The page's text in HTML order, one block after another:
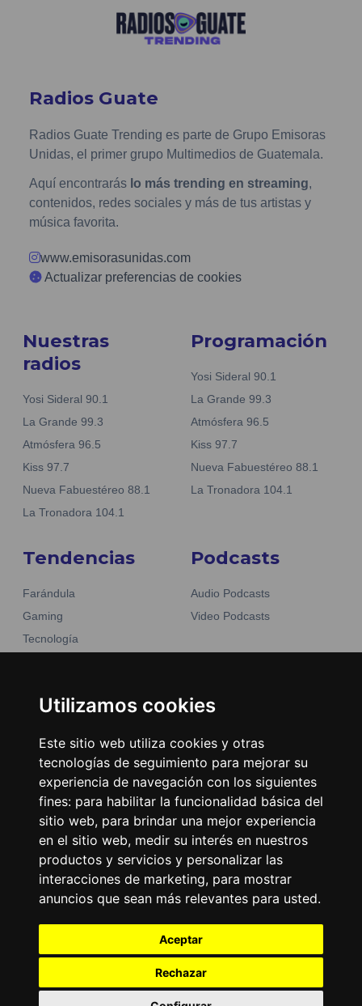
Utilizamos cookies
Este sitio web utiliza cookies y otras
tecnologías de seguimiento para mejorar su
experiencia de navegación con los siguientes
fines: para habilitar la funcionalidad básica del
sitio web, para brindar una mejor experiencia
en el sitio web, medir su interés en nuestros
productos y servicios y personalizar las
interacciones de marketing, para mostrar
anuncios que sean más relevantes para usted.
Aceptar
Rechazar
Radios Guate
Radios Guate Trending es parte de Grupo Emisoras
Unidas, el primer grupo Multimedios de Guatemala.
Aquí encontrarás lo más trending en streaming,
contenidos, redes sociales y más de tus artistas y
música favorita.
www.emisorasunidas.com
Actualizar preferencias de cookies
Nuestras
radios
Yosi Sideral 90.1
La Grande 99.3
Atmósfera 96.5
Kiss 97.7
Nueva Fabuestéreo 88.1
La Tronadora 104.1
Programación
Yosi Sideral 90.1
La Grande 99.3
Atmósfera 96.5
Kiss 97.7
Nueva Fabuestéreo 88.1
La Tronadora 104.1
Tendencias
Farándula
Gaming
Tecnología
Noticias
Podcasts
Audio Podcasts
Video Podcasts
Emisoras Unidas
Encuéntranos
Contacto
Términos y condiciones
Directorio
Grupo Emisoras Unidas
desarrollo porwww.dast.cl